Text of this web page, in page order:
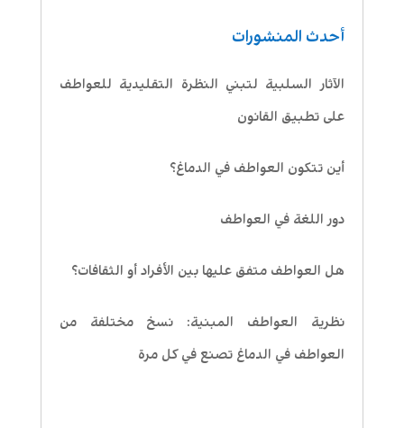
أحدث المنشورات
الآثار السلبية لتبني النظرة التقليدية للعواطف
على تطبيق القانون
أين تتكون العواطف في الدماغ؟
دور اللغة في العواطف
هل العواطف متفق عليها بين الأفراد أو الثقافات؟
نظرية العواطف المبنية: نسخ مختلفة من
العواطف في الدماغ تصنع في كل مرة